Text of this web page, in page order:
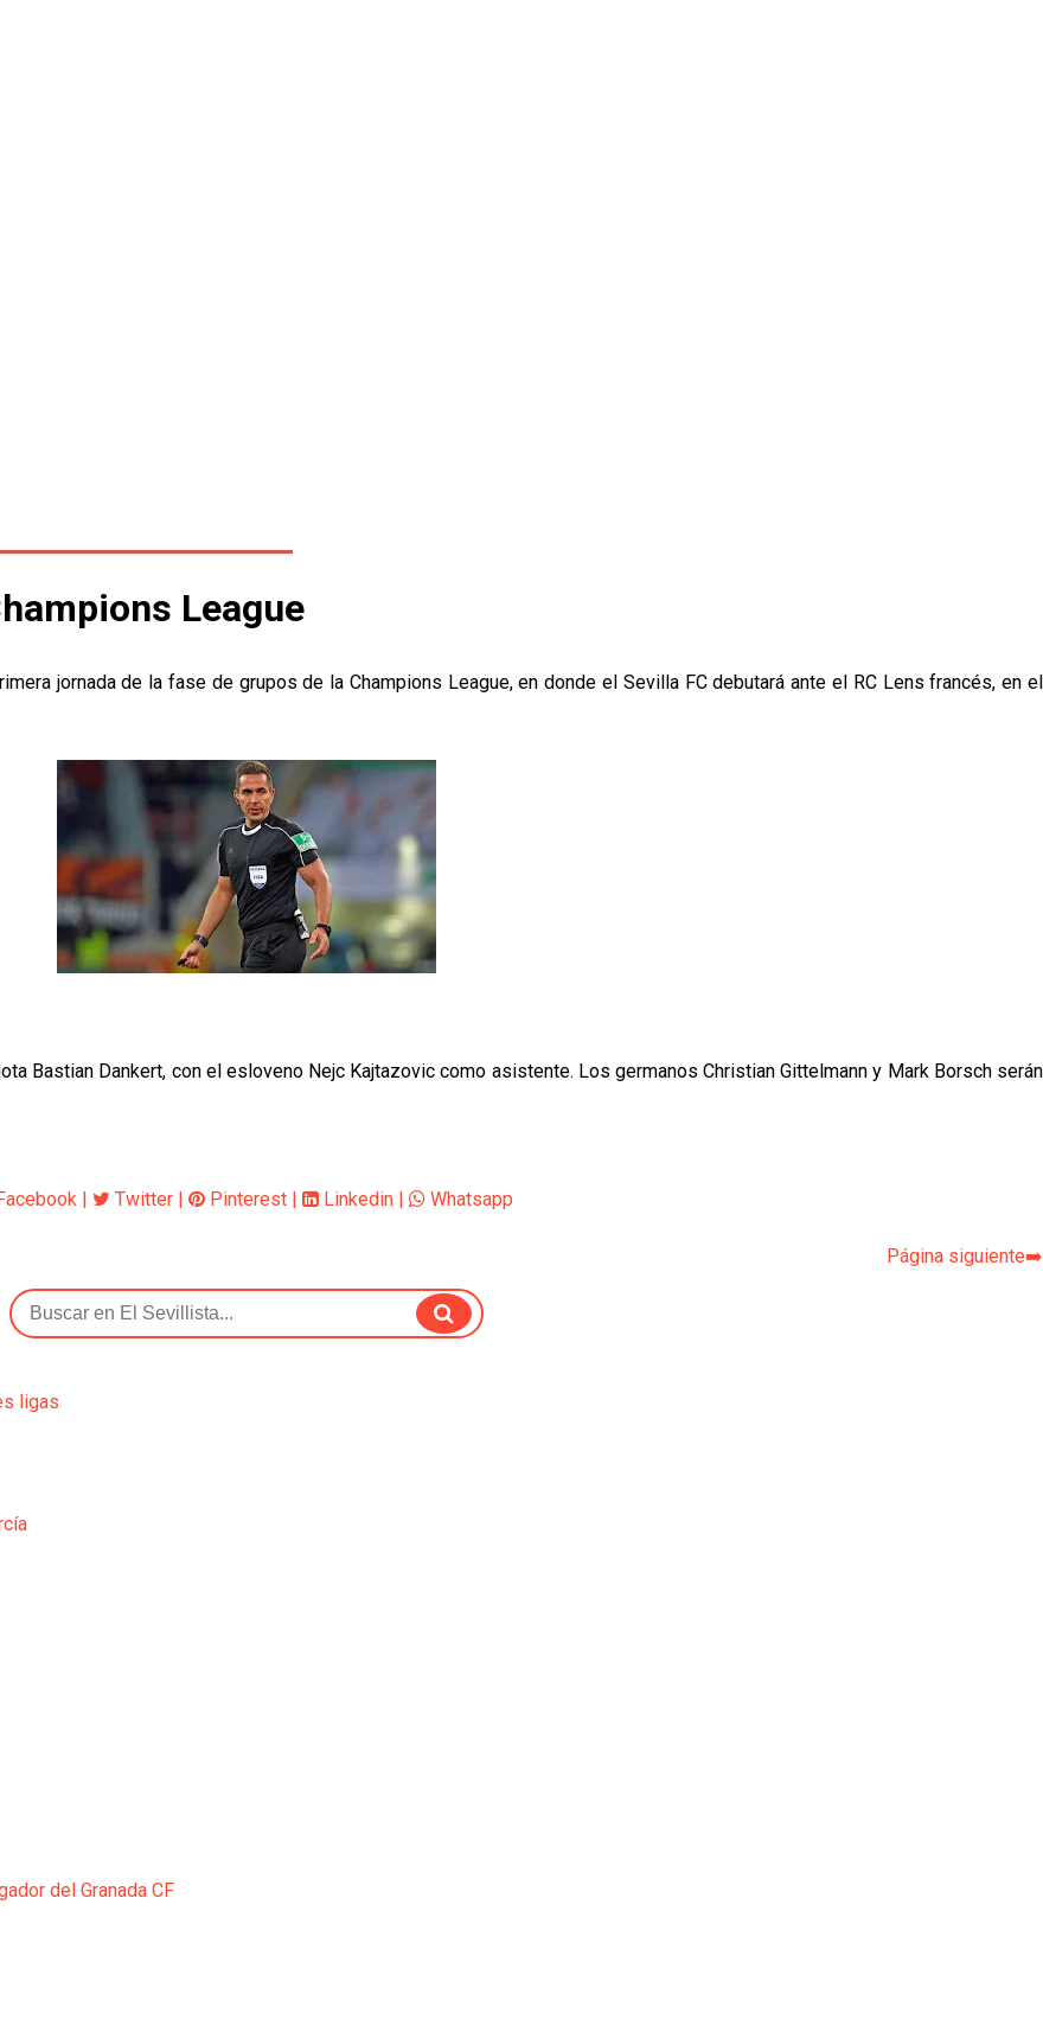
League
jornada de la fase de grupos de la Champions League, en donde el Sevilla FC debutará ante el RC Lens francés, en el
Bastian Dankert, con el esloveno Nejc Kajtazovic como asistente. Los germanos Christian Gittelmann y Mark Borsch serán
| Twitter | Pinterest | Linkedin | Whatsapp
Página siguiente➡️
ligas
del Granada CF